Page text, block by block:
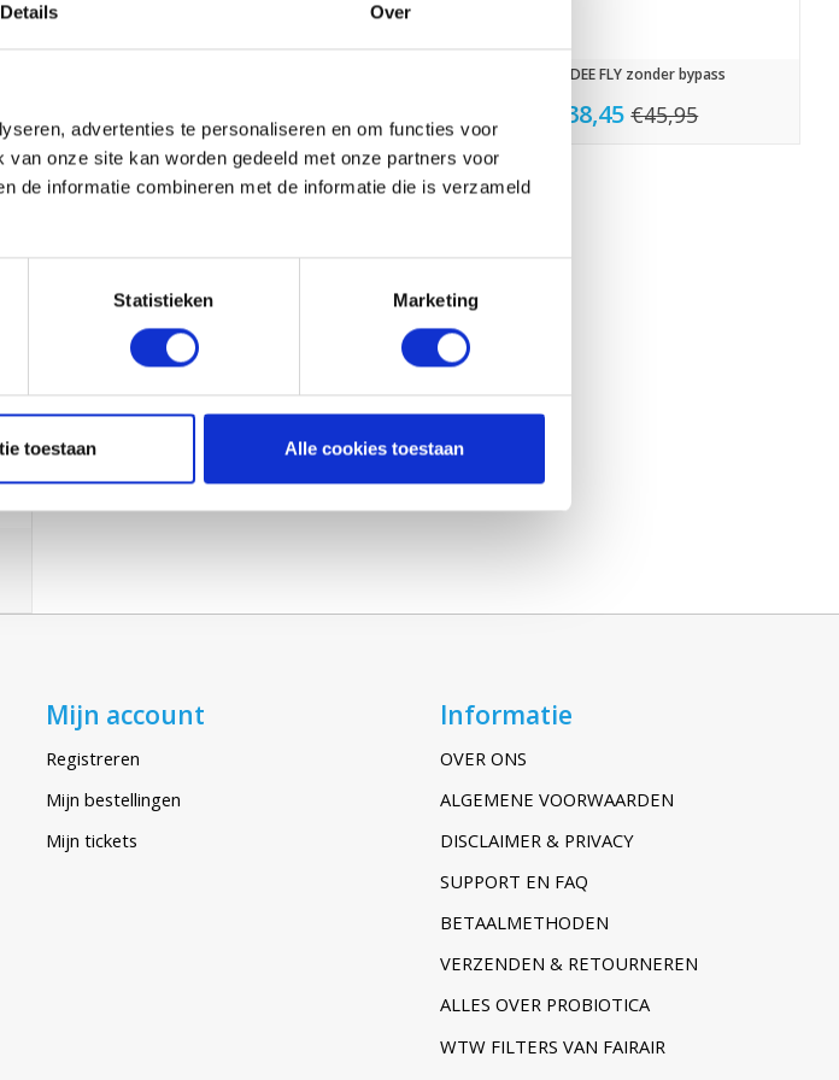
Details Over
advertenties te personaliseren en om functies voor
onze site kan worden gedeeld met onze partners voor
de informatie combineren met de informatie die is verzameld
Statistieken Marketing
toestaan Alle cookies toestaan
€64,95
ALDES DEE FLY zonder bypass
€38,45 €45,95
Mijn account
Registreren
Mijn bestellingen
Mijn tickets
Informatie
OVER ONS
ALGEMENE VOORWAARDEN
DISCLAIMER & PRIVACY
SUPPORT EN FAQ
BETAALMETHODEN
VERZENDEN & RETOURNEREN
ALLES OVER PROBIOTICA
WTW FILTERS VAN FAIRAIR